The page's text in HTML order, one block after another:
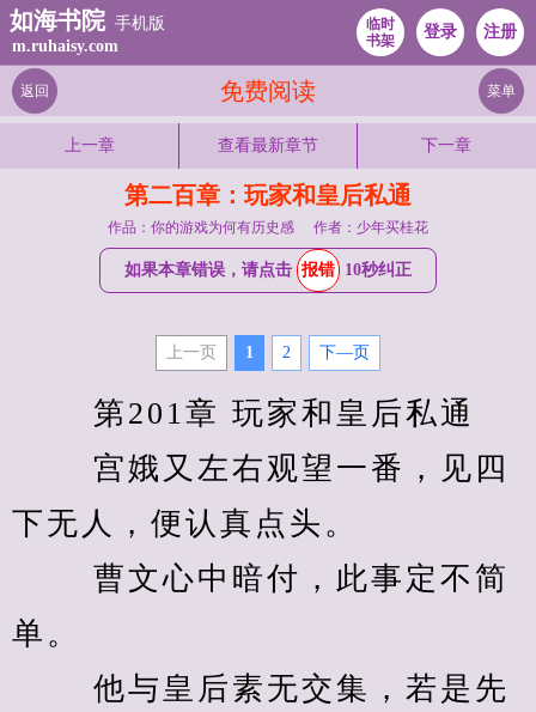
如海书院 手机版
m.ruhaisy.com
临时
书架
登录 注册
免费阅读
返回 菜单
上一章 查看最新章节 下一章
第二百章：玩家和皇后私通
作品：你的游戏为何有历史感 作者：少年买桂花
如果本章错误，请点击 报错 10秒纠正
上一页 1 2 下—页
第201章 玩家和皇后私通
宫娥又左右观望一番，见四
下无人，便认真点头。
曹文心中暗付，此事定不简
单。
他与皇后素无交集，若是先